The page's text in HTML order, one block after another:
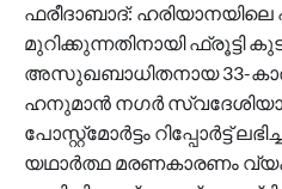
ഫരീദാബാദ്: ഹരിയാനയിലെ
മുറിക്കുന്നതിനായി ഫ്രൂട്ടി
അസുഖബാധിതനായ 33-കാരൻ
ഹനുമാൻ നഗർ
പോസ്റ്റ്‌മോർട്ടം റിപ്പോർട്ട്
യഥാർത്ഥ മരണകാരണം